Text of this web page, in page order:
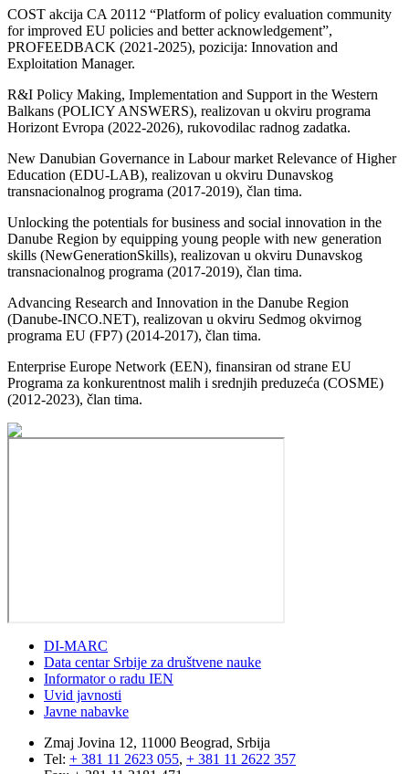
COST akcija CA 20112 “Platform of policy evaluation community
for improved EU policies and better acknowledgement”,
PROFEEDBACK (2021-2025), pozicija: Innovation and
Exploitation Manager.
R&I Policy Making, Implementation and Support in the Western
Balkans (POLICY ANSWERS), realizovan u okviru programa
Horizont Evropa (2022-2026), rukovodilac radnog zadatka.
New Danubian Governance in Labour market Relevance of Higher
Education (EDU-LAB), realizovan u okviru Dunavskog
transnacionalnog programa (2017-2019), član tima.
Unlocking the potentials for business and social innovation in the
Danube Region by equipping young people with new generation
skills (NewGenerationSkills), realizovan u okviru Dunavskog
transnacionalnog programa (2017-2019), član tima.
Advancing Research and Innovation in the Danube Region
(Danube-INCO.NET), realizovan u okviru Sedmog okvirnog
programa EU (FP7) (2014-2017), član tima.
Enterprise Europe Network (EEN), finansiran od strane EU
Programa za konkurentnost malih i srednjih preduzeća (COSME)
(2012-2023), član tima.
DI-MARC
Data centar Srbije za društvene nauke
Informator o radu IEN
Uvid javnosti
Javne nabavke
Zmaj Jovina 12, 11000 Beograd, Srbija
Tel: + 381 11 2623 055, + 381 11 2622 357